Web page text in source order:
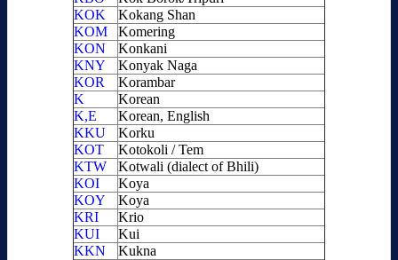
KOK
Kokang Shan
KOM
Komering
KON
Konkani
KNY
Konyak Naga
KOR
Korambar
K
Korean
K,E
Korean, English
KKU
Korku
KOT
Kotokoli / Tem
KTW
Kotwali (dialect of Bhili)
KOI
Koya
KOY
Koya
KRI
Krio
KUI
Kui
KKN
Kukna